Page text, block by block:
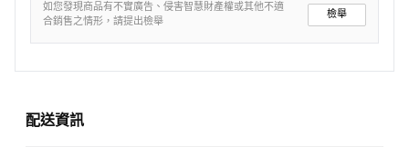
如您發現商品有不實廣告、侵害智慧財產權或其他不適
合銷售之情形，請提出檢舉
檢舉
配送資訊